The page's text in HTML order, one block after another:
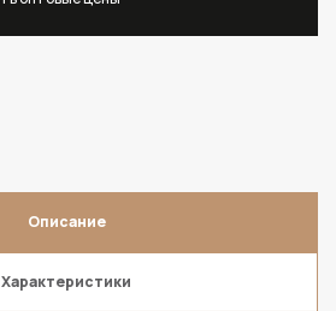
Описание
Характеристики